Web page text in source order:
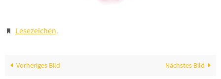
Lesezeichen.
Vorheriges Bild Nächstes Bild